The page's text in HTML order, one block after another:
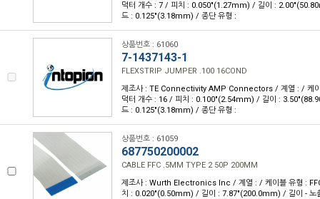
덕터 개수 : 7 / 피치 : 0.050"(1.27mm) / 길이 :
드 : 0.125"(3.18mm) / 종단 유형 :
상품번호 : 61060
7-1437143-1
FLEXSTRIP JUMPER .100 16COND
제조사 : TE Connectivity AMP Connectors / 계열 : / 케
덕터 개수 : 16 / 피치 : 0.100"(2.54mm) / 길이 :
드 : 0.125"(3.18mm) / 종단 유형 :
상품번호 : 61059
687750200002
CABLE FFC .5MM TYPE 2 50P 200MM
제조사 : Wurth Electronics Inc / 계열 : / 케이블 유형 :
치 : 0.020"(0.50mm) / 길이 : 7.87"(200.0mm) / 길이 - 노